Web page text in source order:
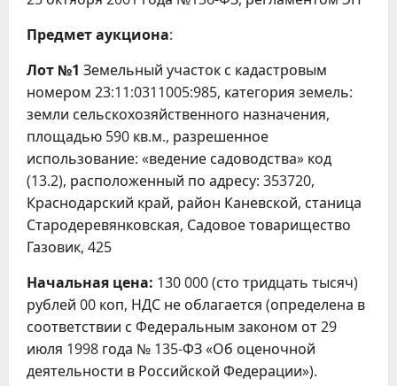
Предмет аукциона:
Лот №1 Земельный участок с кадастровым
номером 23:11:0311005:985, категория земель:
земли сельскохозяйственного назначения,
площадью 590 кв.м., разрешенное
использование: «ведение садоводства» код
(13.2), расположенный по адресу: 353720,
Краснодарский край, район Каневской, станица
Стародеревянковская, Садовое товарищество
Газовик, 425
Начальная цена: 130 000 (сто тридцать тысяч)
рублей 00 коп, НДС не облагается (определена в
соответствии с Федеральным законом от 29
июля 1998 года № 135-ФЗ «Об оценочной
деятельности в Российской Федерации»).